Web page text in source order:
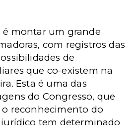
é montar um grande
com registros das
de
que co-existem na
Esta é uma das
do Congresso, que
reconhecimento do
tem determinado